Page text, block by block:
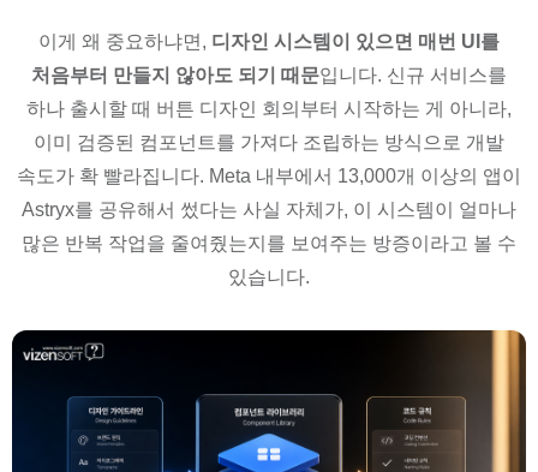
이게 왜 중요하냐면, 디자인 시스템이 있으면 매번 UI를
처음부터 만들지 않아도 되기 때문입니다. 신규 서비스를
하나 출시할 때 버튼 디자인 회의부터 시작하는 게 아니라,
이미 검증된 컴포넌트를 가져다 조립하는 방식으로 개발
속도가 확 빨라집니다. Meta 내부에서 13,000개 이상의 앱이
Astryx를 공유해서 썼다는 사실 자체가, 이 시스템이 얼마나
많은 반복 작업을 줄여줬는지를 보여주는 방증이라고 볼 수
있습니다.